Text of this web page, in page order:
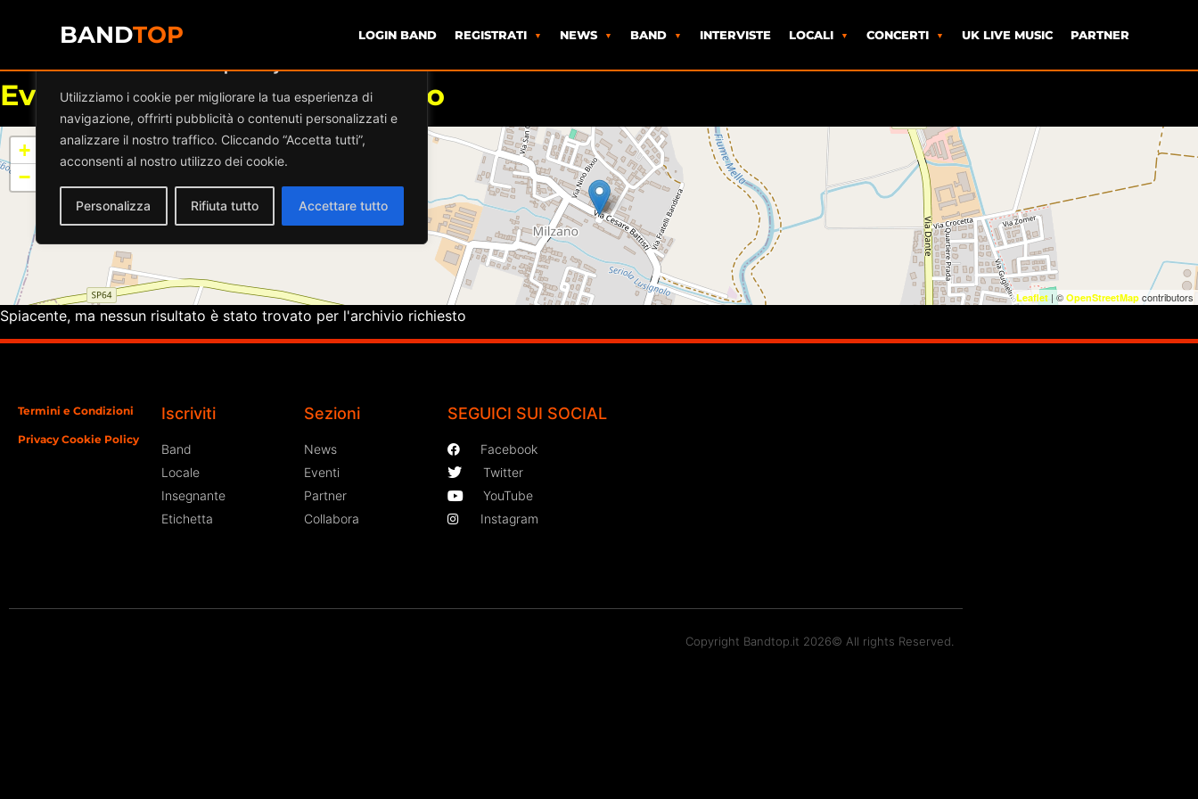
Utilizziamo i cookie per migliorare la tua esperienza di
navigazione, offrirti pubblicità o contenuti personalizzati e
analizzare il nostro traffico. Cliccando “Accetta tutti”,
acconsenti al nostro utilizzo dei cookie.
Personalizza Rifiuta tutto Accettare tutto
BANDTOP LOGIN BAND REGISTRATI NEWS BAND INTERVISTE LOCALI CONCERTI UK LIVE MUSIC PARTNER
Eventi aPiazza Roma Milzano
+
−
Leaflet | © OpenStreetMap contributors
Spiacente, ma nessun risultato è stato trovato per l'archivio richiesto
Termini e Condizioni
Privacy Cookie Policy
Iscriviti
Band
Locale
Insegnante
Etichetta
Sezioni
News
Eventi
Partner
Collabora
SEGUICI SUI SOCIAL
Facebook
Twitter
YouTube
Instagram
Copyright Bandtop.it 2026© All rights Reserved.